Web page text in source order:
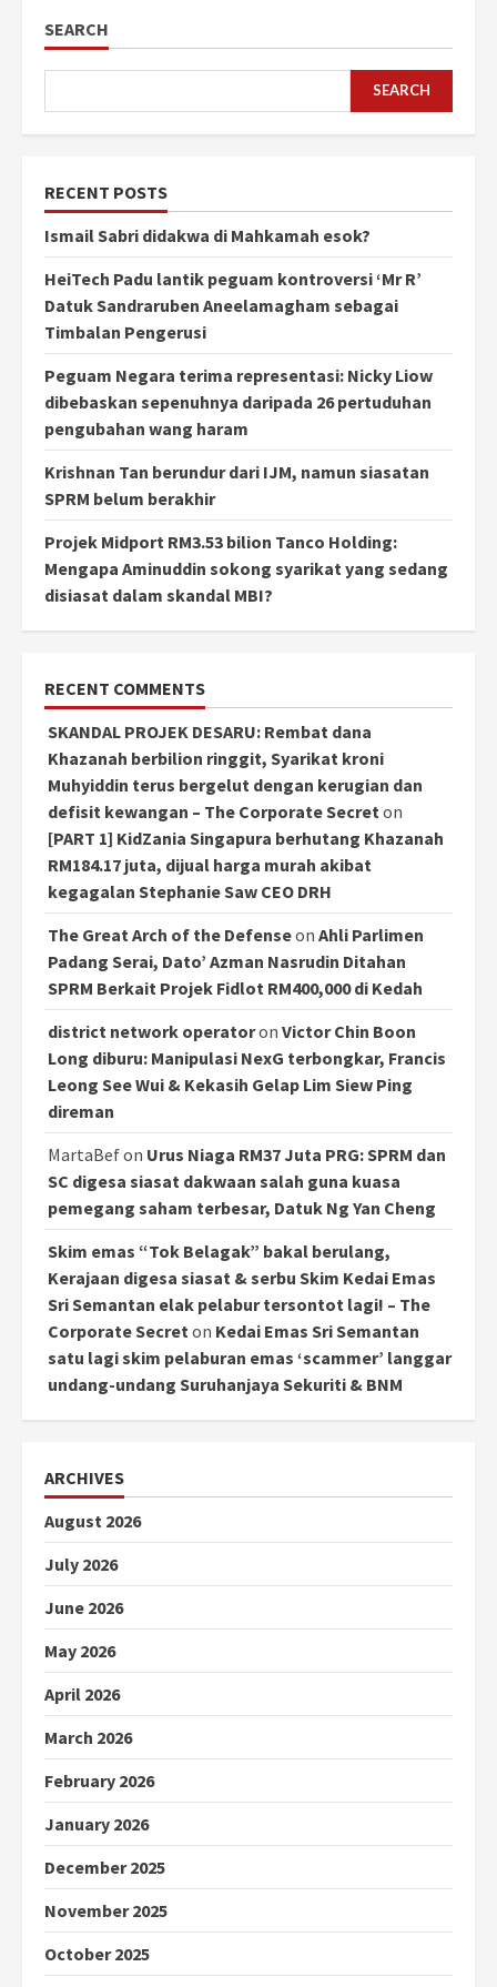
SEARCH
SEARCH
RECENT POSTS
Ismail Sabri didakwa di Mahkamah esok?
HeiTech Padu lantik peguam kontroversi ‘Mr R’
Datuk Sandraruben Aneelamagham sebagai
Timbalan Pengerusi
Peguam Negara terima representasi: Nicky Liow
dibebaskan sepenuhnya daripada 26 pertuduhan
pengubahan wang haram
Krishnan Tan berundur dari IJM, namun siasatan
SPRM belum berakhir
Projek Midport RM3.53 bilion Tanco Holding:
Mengapa Aminuddin sokong syarikat yang sedang
disiasat dalam skandal MBI?
RECENT COMMENTS
SKANDAL PROJEK DESARU: Rembat dana
Khazanah berbilion ringgit, Syarikat kroni
Muhyiddin terus bergelut dengan kerugian dan
defisit kewangan – The Corporate Secret on
[PART 1] KidZania Singapura berhutang Khazanah
RM184.17 juta, dijual harga murah akibat
kegagalan Stephanie Saw CEO DRH
The Great Arch of the Defenseon Ahli Parlimen
Padang Serai, Dato’ Azman Nasrudin Ditahan
SPRM Berkait Projek Fidlot RM400,000 di Kedah
district network operatoron Victor Chin Boon
Long diburu: Manipulasi NexG terbongkar, Francis
Leong See Wui & Kekasih Gelap Lim Siew Ping
direman
MartaBefon Urus Niaga RM37 Juta PRG: SPRM dan
SC digesa siasat dakwaan salah guna kuasa
pemegang saham terbesar, Datuk Ng Yan Cheng
Skim emas “Tok Belagak” bakal berulang,
Kerajaan digesa siasat & serbu Skim Kedai Emas
Sri Semantan elak pelabur tersontot lagi! – The
Corporate Secret on Kedai Emas Sri Semantan
satu lagi skim pelaburan emas ‘scammer’ langgar
undang-undang Suruhanjaya Sekuriti & BNM
ARCHIVES
August 2026
July 2026
June 2026
May 2026
April 2026
March 2026
February 2026
January 2026
December 2025
November 2025
October 2025